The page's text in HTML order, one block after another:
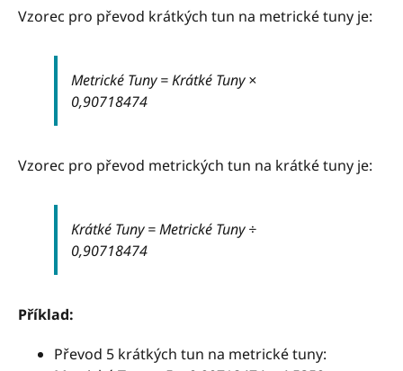
Vzorec pro převod krátkých tun na metrické tuny je:
Metrické Tuny = Krátké Tuny ×
0,90718474
Vzorec pro převod metrických tun na krátké tuny je:
Krátké Tuny = Metrické Tuny ÷
0,90718474
Příklad:
Převod 5 krátkých tun na metrické tuny: